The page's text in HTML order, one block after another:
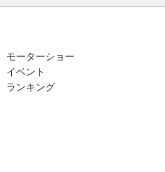
モーターショー
イベント
ランキング